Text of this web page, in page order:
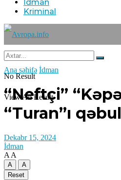
İdman
Kriminal
No Result
View All Result
Ana səhifə İdman
“Neftçi”
“Turan”ı
Dekabr 15, 2024
İdman
A A
A
A
Reset